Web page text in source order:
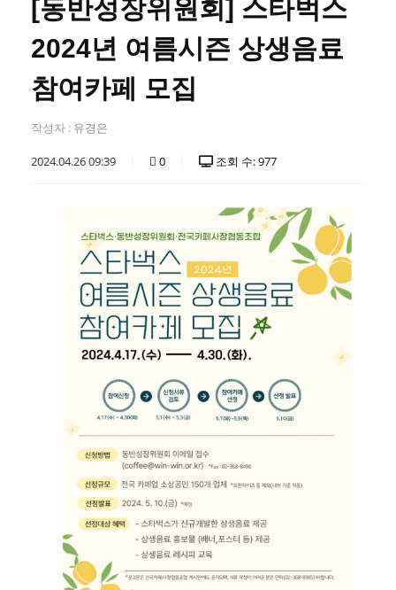
[동반성장위원회] 스타벅스
2024년 여름시즌 상생음료
참여카페 모집
작성자 : 유경은
2024.04.26 09:39 0 조회 수: 977